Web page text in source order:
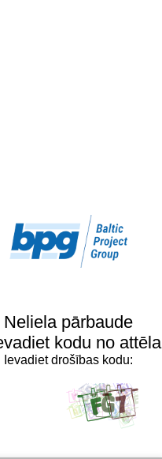
Neliela pārbaude
kodu no attēla
Ievadiet drošības kodu: